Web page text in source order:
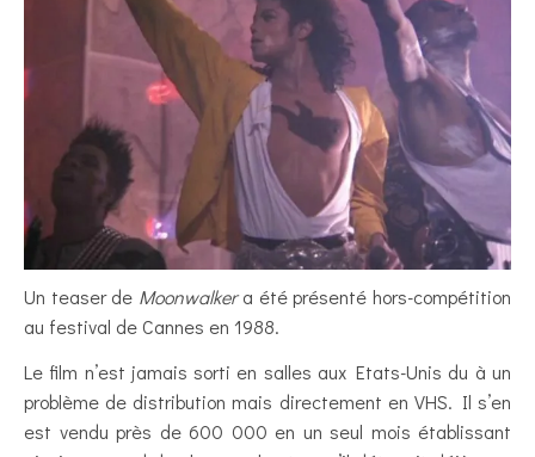
Un teaser de Moonwalkera été présenté hors-compétition
au festival de Cannes en 1988.
Le film n’est jamais sorti en salles aux Etats-Unis du à un
problème de distribution mais directement en VHS. Il s’en
est vendu près de 600 000 en un seul mois établissant